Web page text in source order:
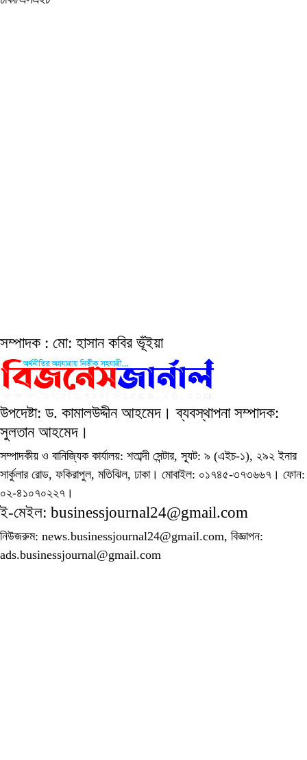
সম্পাদক : মো: হাসান কবির ভূঁইয়া
উপদেষ্টা: ড. কামালউদ্দীন আহমেদ। ব্যবস্থাপনা সম্পাদক:
সুলতান আহমেদ।
সম্পাদকীয় ও বানিজ্যিক কার্যালয়: শতাব্দী সেন্টার, স্যূট: ৯ (এইচ-১), ২৯২ ইনার
সার্কুলার রোড, ফকিরাপুল, মতিঝিল, ঢাকা। মোবাইল: ০১৭৪৫-৩৭৩৬৬৭। ফোন:
০২-৪১০৭০২২৭।
ই-মেইল: businessjournal24@gmail.com
নিউজরুম: news.businessjournal24@gmail.com, বিজ্ঞাপন:
ads.businessjournal@gmail.com